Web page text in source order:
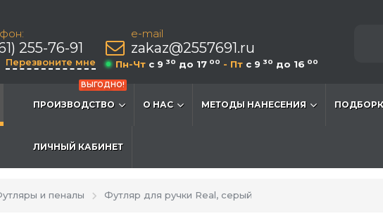
255-76-91
Перезвоните мне
e-mail
zakaz@2557691.ru
Пн-Чт c 9 30 до 17 00 - Пт c 9 30 до 16 00
ВЫГОДНО!
ПРОИЗВОДСТВО О НАС МЕТОДЫ НАНЕСЕНИЯ
ЛИЧНЫЙ КАБИНЕТ
и пеналы Футляр для ручки Real, серый